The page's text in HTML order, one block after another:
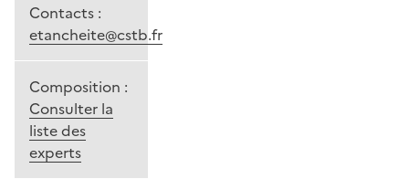
Contacts :
etancheite@cstb.fr
Composition :
Consulter la
liste des
experts